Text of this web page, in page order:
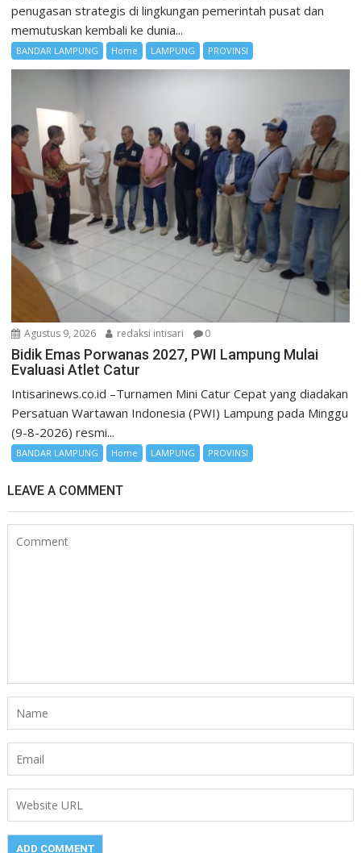
penugasan strategis di lingkungan pemerintah pusat dan
memutuskan kembali ke dunia...
BANDAR LAMPUNG Home LAMPUNG PROVINSI
Agustus 9, 2026 redaksi intisari 0
Bidik Emas Porwanas 2027, PWI Lampung Mulai
Evaluasi Atlet Catur
Intisarinews.co.id –Turnamen Mini Catur Cepat yang diadakan
Persatuan Wartawan Indonesia (PWI) Lampung pada Minggu
(9-8-2026) resmi...
BANDAR LAMPUNG Home LAMPUNG PROVINSI
LEAVE A COMMENT